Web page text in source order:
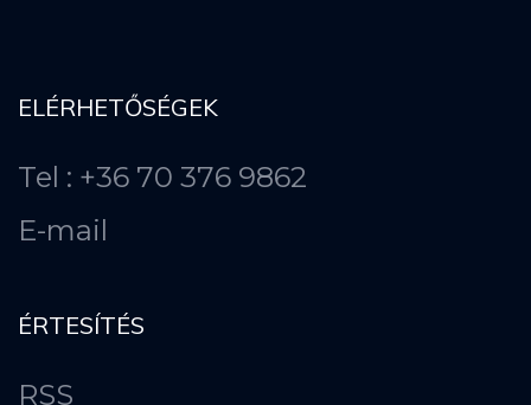
ELÉRHETŐSÉGEK
Tel : +36 70 376 9862
E-mail
ÉRTESÍTÉS
RSS